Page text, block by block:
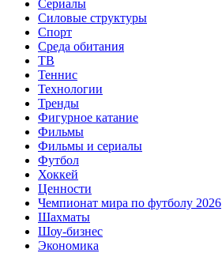
Сериалы
Силовые структуры
Спорт
Среда обитания
ТВ
Теннис
Технологии
Тренды
Фигурное катание
Фильмы
Фильмы и сериалы
Футбол
Хоккей
Ценности
Чемпионат мира по футболу 2026
Шахматы
Шоу-бизнес
Экономика